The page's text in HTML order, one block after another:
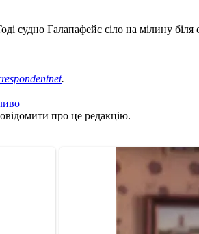
судно Галапафейс сіло на мілину
.
про це редакцію.